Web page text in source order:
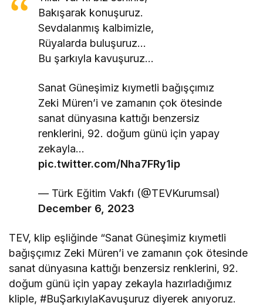
Bakışarak konuşuruz.
Sevdalanmış kalbimizle,
Rüyalarda buluşuruz…
Bu şarkıyla kavuşuruz…
Sanat Güneşimiz kıymetli bağışçımız
Zeki Müren’i ve zamanın çok ötesinde
sanat dünyasına kattığı benzersiz
renklerini, 92. doğum günü için yapay
zekayla…
pic.twitter.com/Nha7FRy1ip
— Türk Eğitim Vakfı (@TEVKurumsal)
December 6, 2023
TEV, klip eşliğinde “Sanat Güneşimiz kıymetli
bağışçımız Zeki Müren’i ve zamanın çok ötesinde
sanat dünyasına kattığı benzersiz renklerini, 92.
doğum günü için yapay zekayla hazırladığımız
kliple, #BuŞarkıylaKavuşuruz diyerek anıyoruz.